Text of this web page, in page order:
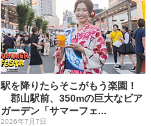
駅を降りたらそこがもう楽園！
郡山駅前、350mの巨大なビア
ガーデン「サマーフェ...
2026年7月7日